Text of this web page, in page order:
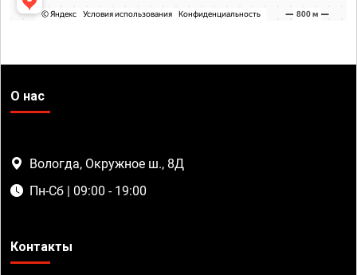
О нас
Вологда, Окружное ш., 8Д
Пн-Сб | 09:00 - 19:00
Контакты